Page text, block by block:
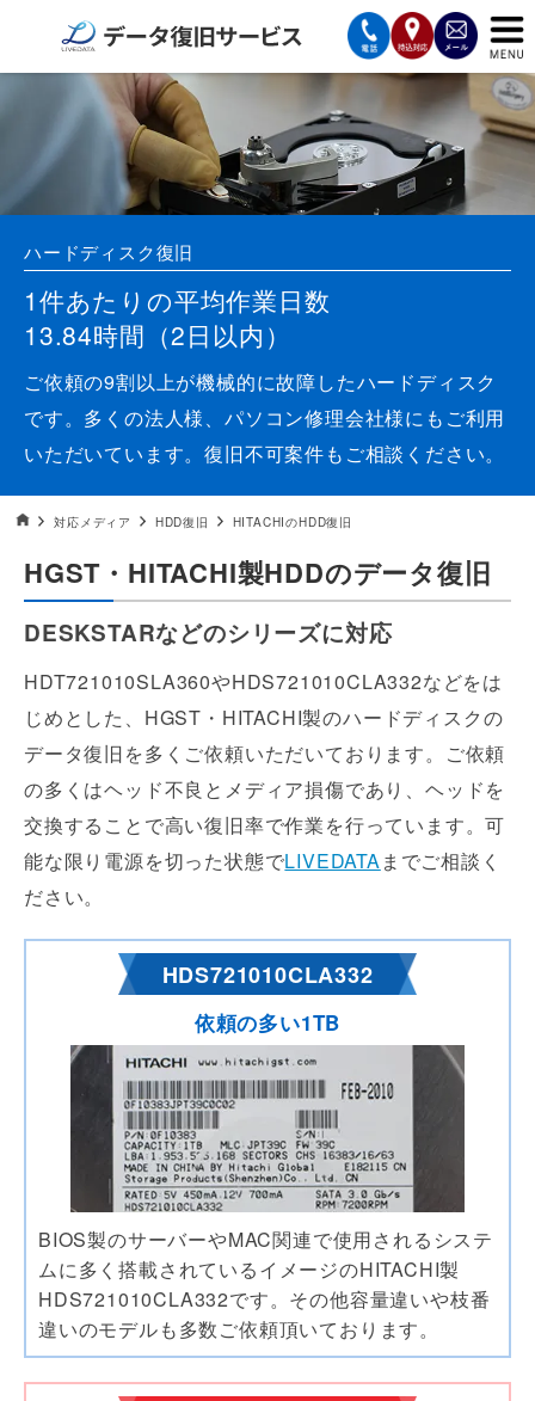
サービスの案内
復旧費用と納期
サービスの流れ
対応メディア
データ復旧事例
お客様の声
会社案内
ハードディスク復旧
1件あたりの平均作業日数
13.84時間（2日以内）
ご依頼の9割以上が機械的に故障したハードディスク
です。多くの法人様、パソコン修理会社様にもご利用
いただいています。復旧不可案件もご相談ください。
データ復旧HOME
対応メディア HDD復旧 HITACHIのHDD復旧
HGST・HITACHI製HDDのデータ復旧
DESKSTARなどのシリーズに対応
HDT721010SLA360やHDS721010CLA332などをは
じめとした、HGST・HITACHI製のハードディスクの
データ復旧を多くご依頼いただいております。ご依頼
の多くはヘッド不良とメディア損傷であり、ヘッドを
交換することで高い復旧率で作業を行っています。可
能な限り電源を切った状態でLIVEDATAまでご相談く
ださい。
HDS721010CLA332
依頼の多い1TB
BIOS製のサーバーやMAC関連で使用されるシステ
ムに多く搭載されているイメージのHITACHI製
HDS721010CLA332です。その他容量違いや枝番
違いのモデルも多数ご依頼頂いております。